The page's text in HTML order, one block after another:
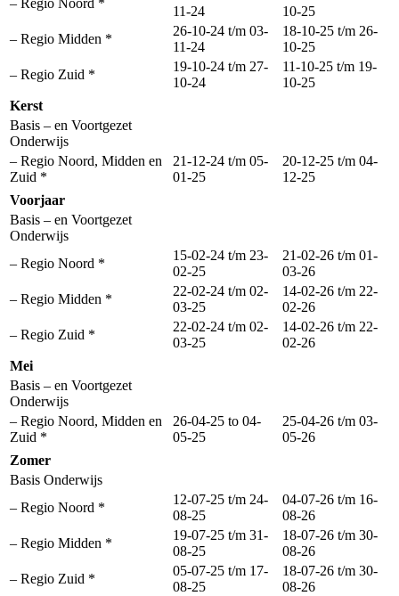
– Regio Noord *
11-24
10-25
– Regio Midden *
26-10-24 t/m 03-
11-24
18-10-25 t/m 26-
10-25
– Regio Zuid *
19-10-24 t/m 27-
10-24
11-10-25 t/m 19-
10-25
Kerst
Basis – en Voortgezet
Onderwijs
– Regio Noord, Midden en
Zuid *
21-12-24 t/m 05-
01-25
20-12-25 t/m 04-
12-25
Voorjaar
Basis – en Voortgezet
Onderwijs
– Regio Noord *
15-02-24 t/m 23-
02-25
21-02-26 t/m 01-
03-26
– Regio Midden *
22-02-24 t/m 02-
03-25
14-02-26 t/m 22-
02-26
– Regio Zuid *
22-02-24 t/m 02-
03-25
14-02-26 t/m 22-
02-26
Mei
Basis – en Voortgezet
Onderwijs
– Regio Noord, Midden en
Zuid *
26-04-25 to 04-
05-25
25-04-26 t/m 03-
05-26
Zomer
Basis Onderwijs
– Regio Noord *
12-07-25 t/m 24-
08-25
04-07-26 t/m 16-
08-26
– Regio Midden *
19-07-25 t/m 31-
08-25
18-07-26 t/m 30-
08-26
– Regio Zuid *
05-07-25 t/m 17-
08-25
18-07-26 t/m 30-
08-26